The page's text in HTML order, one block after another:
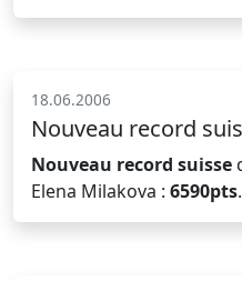
18.06.2006
Nouveau record
Nouveau record suisse
Elena Milakova : 6590pts